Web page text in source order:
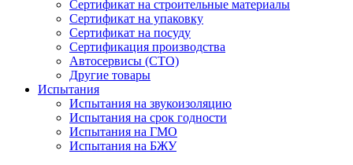
Сертификат на строительные материалы
Сертификат на упаковку
Сертификат на посуду
Сертификация производства
Автосервисы (СТО)
Другие товары
Испытания
Испытания на звукоизоляцию
Испытания на срок годности
Испытания на ГМО
Испытания на БЖУ